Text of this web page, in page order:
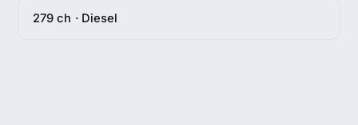
279 ch · Diesel